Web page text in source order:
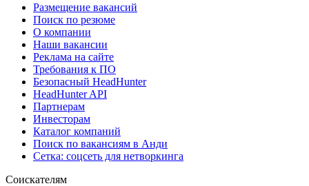
Размещение вакансий
Поиск по резюме
О компании
Наши вакансии
Реклама на сайте
Требования к ПО
Безопасный HeadHunter
HeadHunter API
Партнерам
Инвесторам
Каталог компаний
Поиск по вакансиям в Анди
Сетка: соцсеть для нетворкинга
Соискателям